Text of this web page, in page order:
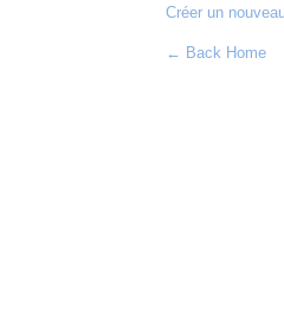
Créer un
← Back Home